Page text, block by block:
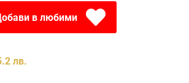
в любими
лв.